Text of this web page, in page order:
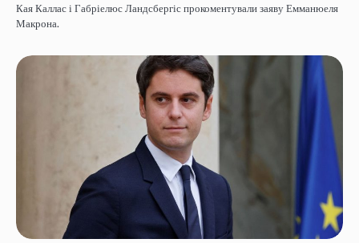
Кая Каллас і Габріелюс Ландсбергіс прокоментували заяву Емманюеля
Макрона.